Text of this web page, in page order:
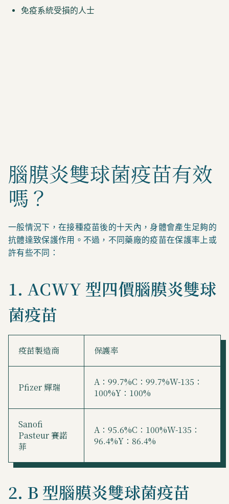
免疫系統受損的人士
腦膜炎雙球菌疫苗有效
嗎？
一般情況下，在接種疫苗後的十天內，身體會產生足夠的
抗體達致保護作用。不過，不同藥廠的疫苗在保護率上或
許有些不同：
1. ACWY 型四價腦膜炎雙球
菌疫苗
疫苗製造商 保護率
Pfizer 輝瑞
A：99.7%C：99.7%W-135：
100%Y：100%
Sanofi
Pasteur 賽諾
菲
A：95.6%C：100%W-135：
96.4%Y：86.4%
2. B 型腦膜炎雙球菌疫苗